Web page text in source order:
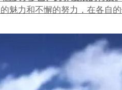
魅力和不懈的努力，在各自